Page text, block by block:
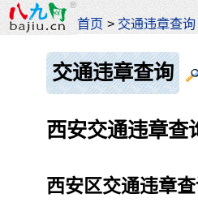
首页 > 交通违章查询
交通违章查询
西安交通违章查
西安区交通违章